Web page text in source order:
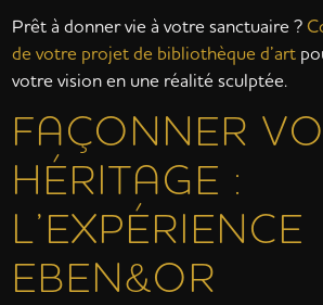
Prêt à donner vie à votre sanctuaire ?
de votre projet de bibliothèque d’art
votre vision en une réalité sculptée.
FAÇONNER
HÉRITAGE :
L’EXPÉRIENCE
EBEN&OR